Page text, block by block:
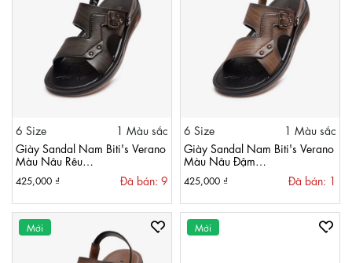
6 Size
1 Màu sắc
Giày Sandal Nam Biti's Verano
Màu Nâu Rêu
425,000 ₫ Đã bán: 9
6 Size
1 Màu sắc
Giày Sandal Nam Biti's Verano
Màu Nâu Đậm
425,000 ₫ Đã bán: 1
Mới Mới